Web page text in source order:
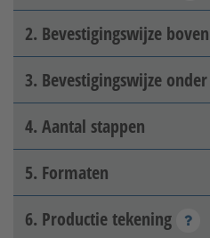
2. Bevestigingswijze boven
3. Bevestigingswijze onder
4. Aantal stappen
5. Formaten
Dimensie A:
6. Productie tekening